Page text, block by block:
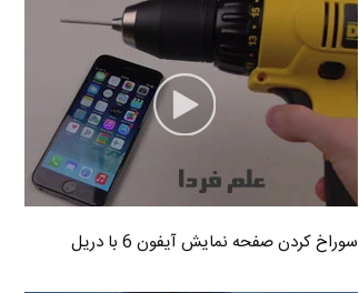
سوراخ کردن صفحه نمایش آیفون 6 با دریل